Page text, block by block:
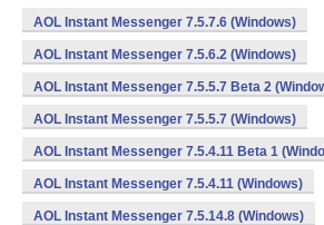
AOL Instant Messenger 7.5.7.6 (Windows)
AOL Instant Messenger 7.5.6.2 (Windows)
AOL Instant Messenger 7.5.5.7 Beta 2
AOL Instant Messenger 7.5.5.7 (Windows)
AOL Instant Messenger 7.5.4.11 Beta 1
AOL Instant Messenger 7.5.4.11 (Windows)
AOL Instant Messenger 7.5.14.8 (Windows)